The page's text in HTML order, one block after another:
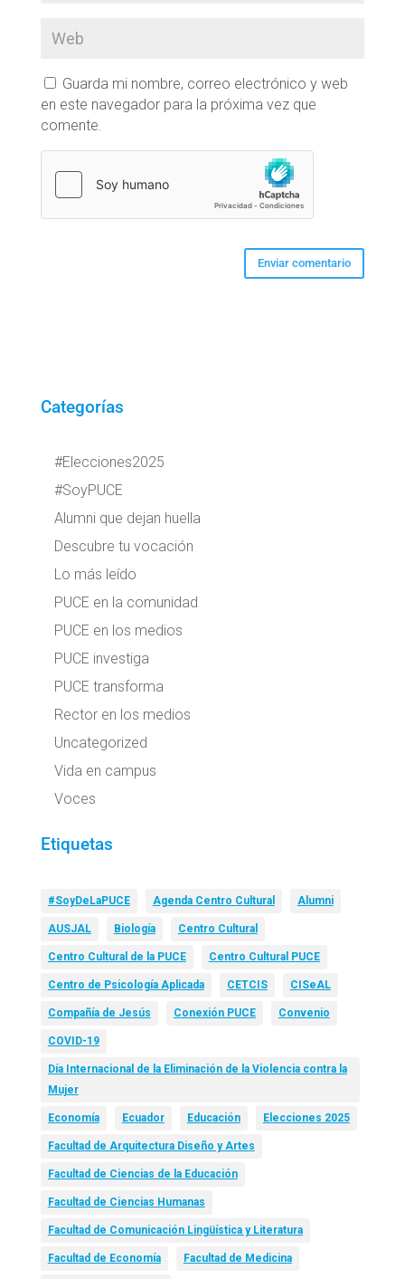
Guarda mi nombre, correo electrónico y web
en este navegador para la próxima vez que
comente.
Categorías
#Elecciones2025
#SoyPUCE
Alumni que dejan huella
Descubre tu vocación
Lo más leído
PUCE en la comunidad
PUCE en los medios
PUCE investiga
PUCE transforma
Rector en los medios
Uncategorized
Vida en campus
Voces
Etiquetas
#SoyDeLaPUCE Agenda Centro Cultural Alumni
AUSJAL Biología Centro Cultural
Centro Cultural de la PUCE Centro Cultural PUCE
Centro de Psicología Aplicada CETCIS CISeAL
Compañía de Jesús Conexión PUCE Convenio
COVID-19
Día Internacional de la Eliminación de la Violencia contra la
Mujer
Economía Ecuador Educación Elecciones 2025
Facultad de Arquitectura Diseño y Artes
Facultad de Ciencias de la Educación
Facultad de Ciencias Humanas
Facultad de Comunicación Lingüística y Literatura
Facultad de Economía Facultad de Medicina